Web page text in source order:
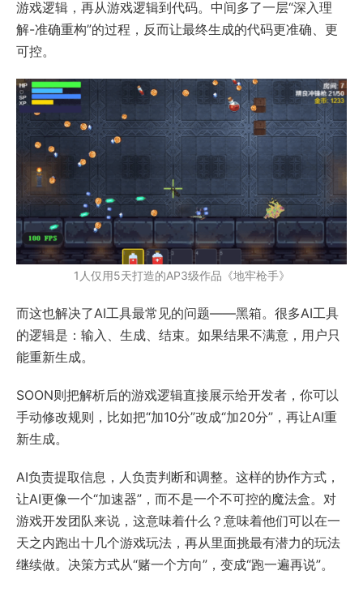
游戏逻辑，再从游戏逻辑到代码。中间多了一层“深入理
解-准确重构”的过程，反而让最终生成的代码更准确、更
可控。
1人仅用5天打造的AP3级作品《地牢枪手》
而这也解决了AI工具最常见的问题——黑箱。很多AI工具
的逻辑是：输入、生成、结束。如果结果不满意，用户只
能重新生成。
SOON则把解析后的游戏逻辑直接展示给开发者，你可以
手动修改规则，比如把“加10分”改成“加20分”，再让AI重
新生成。
AI负责提取信息，人负责判断和调整。这样的协作方式，
让AI更像一个“加速器”，而不是一个不可控的魔法盒。对
游戏开发团队来说，这意味着什么？意味着他们可以在一
天之内跑出十几个游戏玩法，再从里面挑最有潜力的玩法
继续做。决策方式从“赌一个方向”，变成“跑一遍再说”。